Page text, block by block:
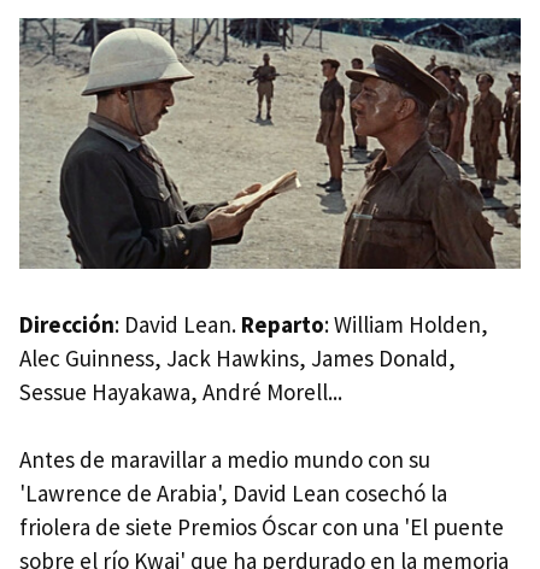
'Los cañones de Navarone' ('The Guns of Navarone',
1961)
'Doce del patíbulo' ('The Dirty Dozen', 1967)
'Patton' (1970)
'Un puente lejano' ('A Bridge Too Far', 1977)
'El submarino (Das Boot)' ('Das Boot', 1981)
'La lista de Schindler' ('Schindler's List', 1993)
'Cartas desde Iwo Jima' / 'Banderas de nuestros
padres' ('Letters From Iwo Jima' / 'Flags of Our
Fathers', 2006)
Películas de la Primera Guerra Mundial
Dirección: David Lean. Reparto: William Holden,
Alec Guinness, Jack Hawkins, James Donald,
Sessue Hayakawa, André Morell...
Antes de maravillar a medio mundo con su
'Lawrence de Arabia', David Lean cosechó la
friolera de siete Premios Óscar con una 'El puente
sobre el río Kwai' que ha perdurado en la memoria